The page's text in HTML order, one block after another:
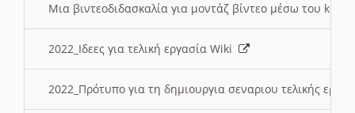
Μια βιντεοδιδασκαλία για μοντάζ βίντεο μέσω του
2022_Ιδεες για τελική εργασία Wiki
2022_Πρότυπο για τη δημιουργια σεναριου τελικής